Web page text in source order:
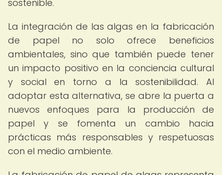
sostenible.
La integración de las algas en la fabricación
de papel no solo ofrece beneficios
ambientales, sino que también puede tener
un impacto positivo en la conciencia cultural
y social en torno a la sostenibilidad. Al
adoptar esta alternativa, se abre la puerta a
nuevos enfoques para la producción de
papel y se fomenta un cambio hacia
prácticas más responsables y respetuosas
con el medio ambiente.